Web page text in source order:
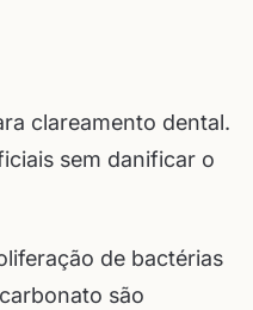
clareamento dental.
sem danificar o
de bactérias
são